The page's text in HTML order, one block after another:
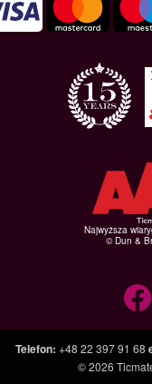
Najwyższa
© Dun &
Telefon: +48 22 397 91 68
© 2026